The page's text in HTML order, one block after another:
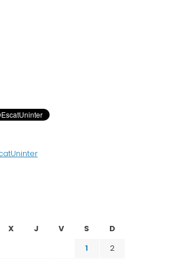
X J V S
D
1
2